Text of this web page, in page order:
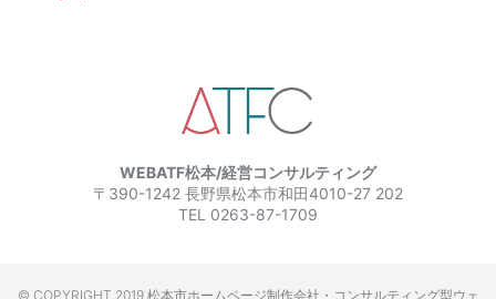
WEBATF松本/経営コンサルティング
〒390-1242 長野県松本市和田4010-27 202
TEL 0263-87-1709
© COPYRIGHT 2019 松本市ホームページ制作会社・コンサルティング型ウェ